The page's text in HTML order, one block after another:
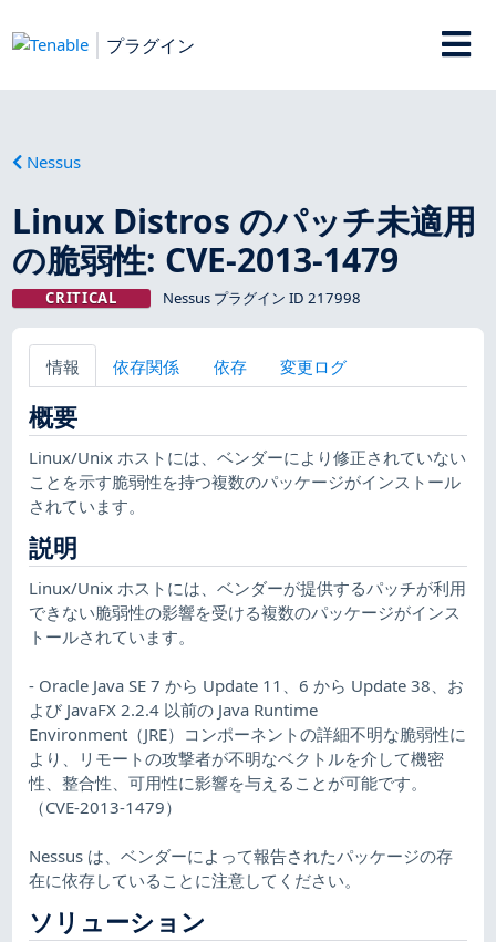
プラグイン
Nessus
Linux Distros のパッチ未適用
の脆弱性: CVE-2013-1479
CRITICAL Nessus プラグイン ID 217998
情報 依存関係 依存 変更ログ
概要
Linux/Unix ホストには、ベンダーにより修正されていない
ことを示す脆弱性を持つ複数のパッケージがインストール
されています。
説明
Linux/Unix ホストには、ベンダーが提供するパッチが利用
できない脆弱性の影響を受ける複数のパッケージがインス
トールされています。
- Oracle Java SE 7 から Update 11、6 から Update 38、お
よび JavaFX 2.2.4 以前の Java Runtime
Environment（JRE）コンポーネントの詳細不明な脆弱性に
より、リモートの攻撃者が不明なベクトルを介して機密
性、整合性、可用性に影響を与えることが可能です。
（CVE-2013-1479）
Nessus は、ベンダーによって報告されたパッケージの存
在に依存していることに注意してください。
ソリューション